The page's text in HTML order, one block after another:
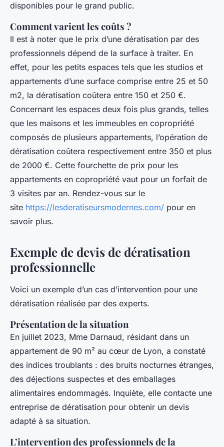
disponibles pour le grand public.
Comment varient les coûts ?
Il est à noter que le prix d’une dératisation par des
professionnels dépend de la surface à traiter. En
effet, pour les petits espaces tels que les studios et
appartements d’une surface comprise entre 25 et 50
m2, la dératisation coûtera entre 150 et 250 €.
Concernant les espaces deux fois plus grands, telles
que les maisons et les immeubles en copropriété
composés de plusieurs appartements, l’opération de
dératisation coûtera respectivement entre 350 et plus
de 2000 €. Cette fourchette de prix pour les
appartements en copropriété vaut pour un forfait de
3 visites par an. Rendez-vous sur le
site https://lesderatiseursmodernes.com/ pour en
savoir plus.
Exemple de devis de dératisation
professionnelle
Voici un exemple d’un cas d’intervention pour une
dératisation réalisée par des experts.
Présentation de la situation
En juillet 2023, Mme Darnaud, résidant dans un
appartement de 90 m² au cœur de Lyon, a constaté
des indices troublants : des bruits nocturnes étranges,
des déjections suspectes et des emballages
alimentaires endommagés. Inquiète, elle contacte une
entreprise de dératisation pour obtenir un devis
adapté à sa situation.
L’intervention des professionnels de la